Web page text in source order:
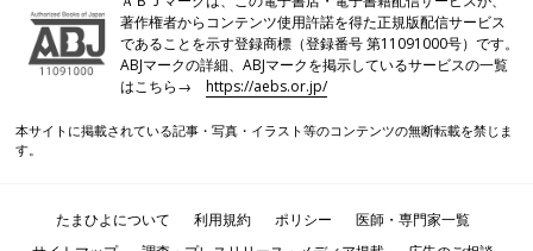
著作権者からコンテンツ使用許諾を得た正規版配信サービス
であることを示す登録商標（登録番号 第11091000号）です。
ABJマークの詳細、ABJマークを掲示しているサービスの一覧
はこちら→https://aebs.or.jp/
本サイトに掲載されている記事・写真・イラスト等のコンテンツの無断転載を禁じま
す。
たまひよについて 利用規約 ポリシー
医師・専門家一覧